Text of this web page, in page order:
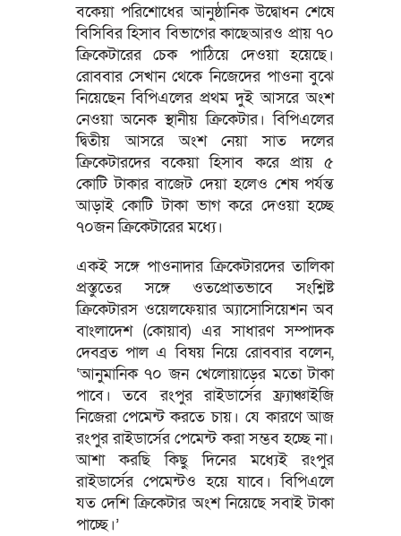
বকেয়া পরিশোধের আনুষ্ঠানিক উদ্বোধন শেষে
বিসিবির হিসাব বিভাগের কাছেআরও প্রায় ৭০
ক্রিকেটারের চেক পাঠিয়ে দেওয়া হয়েছে।
রোববার সেখান থেকে নিজেদের পাওনা বুঝে
নিয়েছেন বিপিএলের প্রথম দুই আসরে অংশ
নেওয়া অনেক স্থানীয় ক্রিকেটার। বিপিএলের
দ্বিতীয় আসরে অংশ নেয়া সাত দলের
ক্রিকেটারদের বকেয়া হিসাব করে প্রায় ৫
কোটি টাকার বাজেট দেয়া হলেও শেষ পর্যন্ত
আড়াই কোটি টাকা ভাগ করে দেওয়া হচ্ছে
৭০জন ক্রিকেটারের মধ্যে।
একই সঙ্গে পাওনাদার ক্রিকেটারদের তালিকা
প্রস্তুতের সঙ্গে ওতপ্রোতভাবে সংশ্লিষ্ট
ক্রিকেটারস ওয়েলফেয়ার অ্যাসোসিয়েশন অব
বাংলাদেশ (কোয়াব) এর সাধারণ সম্পাদক
দেবব্রত পাল এ বিষয় নিয়ে রোববার বলেন,
‘আনুমানিক ৭০ জন খেলোয়াড়ের মতো টাকা
পাবে। তবে রংপুর রাইডার্সের ফ্র্যাঞ্চাইজি
নিজেরা পেমেন্ট করতে চায়। যে কারণে আজ
রংপুর রাইডার্সের পেমেন্ট করা সম্ভব হচ্ছে না।
আশা করছি কিছু দিনের মধ্যেই রংপুর
রাইডার্সের পেমেন্টও হয়ে যাবে। বিপিএলে
যত দেশি ক্রিকেটার অংশ নিয়েছে সবাই টাকা
পাচ্ছে।’